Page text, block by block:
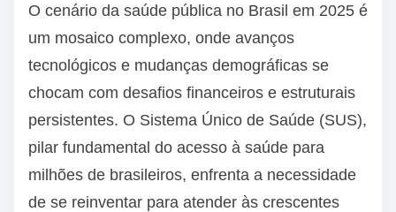
O cenário da saúde pública no Brasil em 2025 é
um mosaico complexo, onde avanços
tecnológicos e mudanças demográficas se
chocam com desafios financeiros e estruturais
persistentes. O Sistema Único de Saúde (SUS),
pilar fundamental do acesso à saúde para
milhões de brasileiros, enfrenta a necessidade
de se reinventar para atender às crescentes